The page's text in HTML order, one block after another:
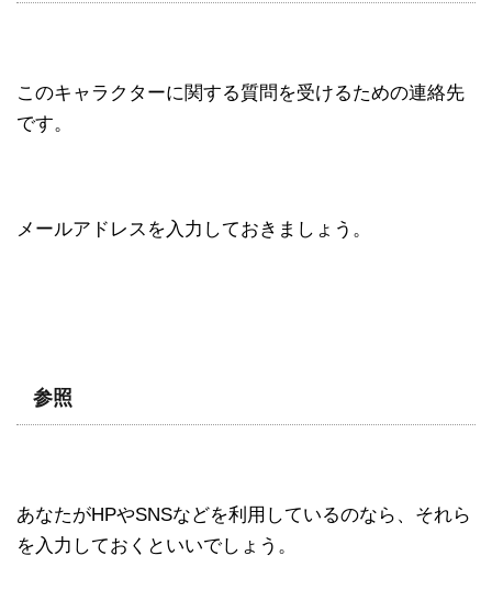
このキャラクターに関する質問を受けるための連絡先
です。
メールアドレスを入力しておきましょう。
参照
あなたがHPやSNSなどを利用しているのなら、それら
を入力しておくといいでしょう。